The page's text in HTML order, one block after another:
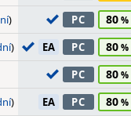
) PC 80
) EA PC 80
PC 80
) EA PC 80